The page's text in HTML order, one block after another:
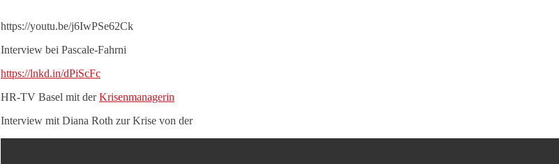
https://youtu.be/j6IwPSe62Ck
Interview bei Pascale-Fahrni
https://lnkd.in/dPiScFc
HR-TV Basel mit derKrisenmanagerin
Interview mit Diana Roth zur Krise von der